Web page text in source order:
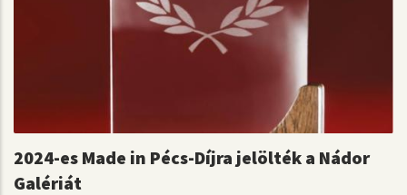
2024-es Made in Pécs-Díjra jelölték a Nádor
Galériát